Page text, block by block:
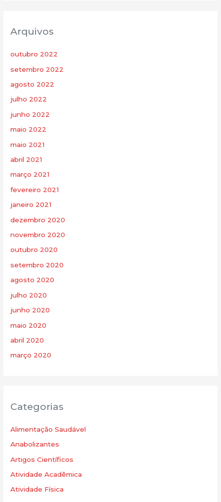
Arquivos
outubro 2022
setembro 2022
agosto 2022
julho 2022
junho 2022
maio 2022
maio 2021
abril 2021
março 2021
fevereiro 2021
janeiro 2021
dezembro 2020
novembro 2020
outubro 2020
setembro 2020
agosto 2020
julho 2020
junho 2020
maio 2020
abril 2020
março 2020
Categorias
Alimentação Saudável
Anabolizantes
Artigos Científicos
Atividade Acadêmica
Atividade Física